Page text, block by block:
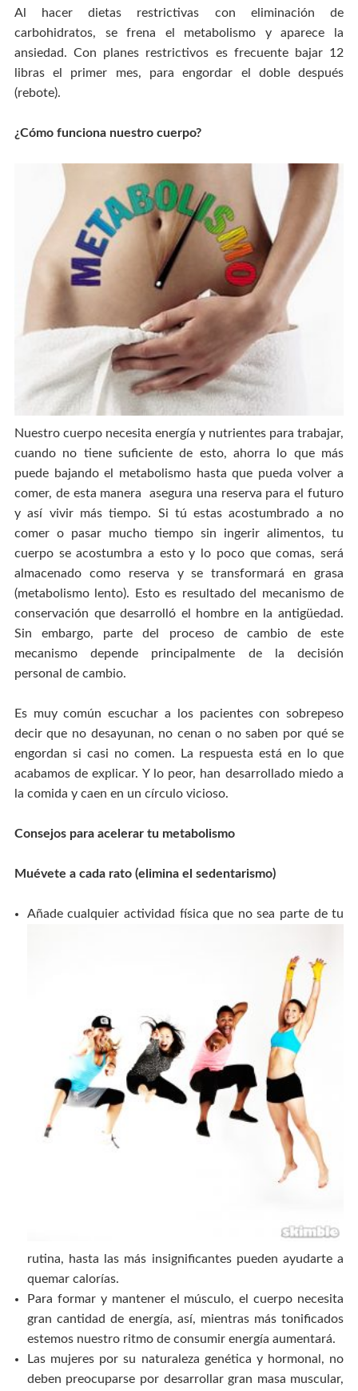
Al hacer dietas restrictivas con eliminación de
carbohidratos, se frena el metabolismo y aparece la
ansiedad. Con planes restrictivos es frecuente bajar 12
libras el primer mes, para engordar el doble después
(rebote).
¿Cómo funciona nuestro cuerpo?
Nuestro cuerpo necesita energía y nutrientes para trabajar,
cuando no tiene suficiente de esto, ahorra lo que más
puede bajando el metabolismo hasta que pueda volver a
comer, de esta manera asegura una reserva para el futuro
y así vivir más tiempo. Si tú estas acostumbrado a no
comer o pasar mucho tiempo sin ingerir alimentos, tu
cuerpo se acostumbra a esto y lo poco que comas, será
almacenado como reserva y se transformará en grasa
(metabolismo lento). Esto es resultado del mecanismo de
conservación que desarrolló el hombre en la antigüedad.
Sin embargo, parte del proceso de cambio de este
mecanismo depende principalmente de la decisión
personal de cambio.
Es muy común escuchar a los pacientes con sobrepeso
decir que no desayunan, no cenan o no saben por qué se
engordan si casi no comen. La respuesta está en lo que
acabamos de explicar. Y lo peor, han desarrollado miedo a
la comida y caen en un círculo vicioso.
Consejos para acelerar tu metabolismo
Muévete a cada rato (elimina el sedentarismo)
Añade cualquier actividad física que no sea parte de tu
rutina, hasta las más insignificantes pueden ayudarte a
quemar calorías.
Para formar y mantener el músculo, el cuerpo necesita
gran cantidad de energía, así, mientras más tonificados
estemos nuestro ritmo de consumir energía aumentará.
Las mujeres por su naturaleza genética y hormonal, no
deben preocuparse por desarrollar gran masa muscular,